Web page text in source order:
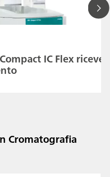
IC Flex
Cromatografia